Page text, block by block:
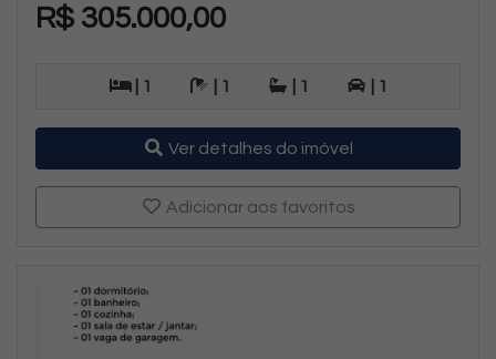
R$ 305.000,00
| 1 | 1 | 1 | 1
Ver detalhes do imóvel
Adicionar aos favoritos